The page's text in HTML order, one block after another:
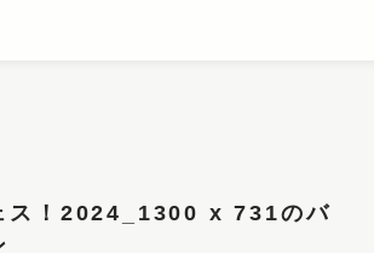
ス！2024_1300 x 731のバ